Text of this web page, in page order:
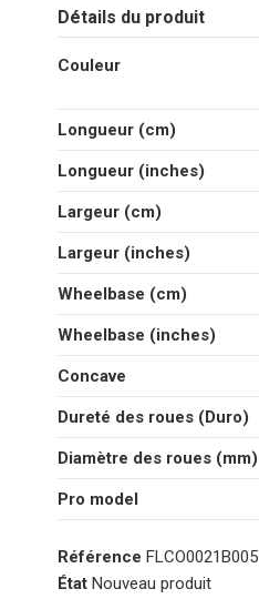
Détails du produit
Couleur
Longueur (cm)
Longueur (inches)
Largeur (cm)
Largeur (inches)
Wheelbase (cm)
Wheelbase (inches)
Concave
Dureté des roues (Duro)
Diamètre des roues (mm)
Pro model
Référence FLCO0021B005
État Nouveau produit